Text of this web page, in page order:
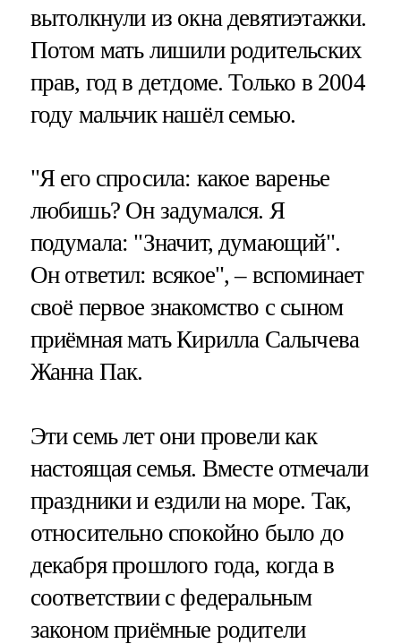
вытолкнули из окна девятиэтажки.
Потом мать лишили родительских
прав, год в детдоме. Только в 2004
году мальчик нашёл семью.
"Я его спросила: какое варенье
любишь? Он задумался. Я
подумала: "Значит, думающий".
Он ответил: всякое", – вспоминает
своё первое знакомство с сыном
приёмная мать Кирилла Салычева
Жанна Пак.
Эти семь лет они провели как
настоящая семья. Вместе отмечали
праздники и ездили на море. Так,
относительно спокойно было до
декабря прошлого года, когда в
соответствии с федеральным
законом приёмные родители